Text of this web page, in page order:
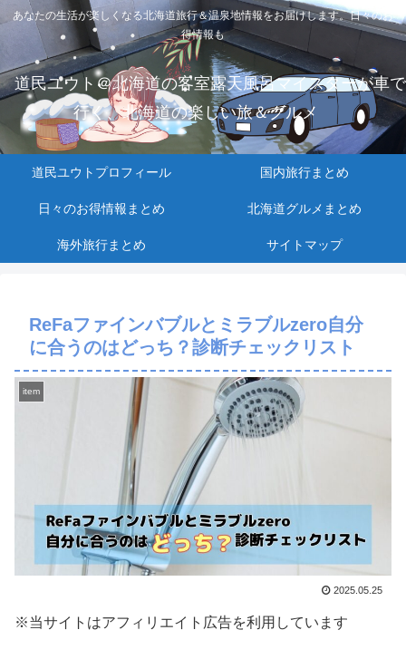
あなたの生活が楽しくなる北海道旅行＆温泉地情報をお届けします。日々のお
得情報も
道民ユウト＠北海道の客室露天風呂マイスターが車で
行く、北海道の楽しい旅＆グルメ
道民ユウトプロフィール 国内旅行まとめ
日々のお得情報まとめ 北海道グルメまとめ
海外旅行まとめ サイトマップ
ReFaファインバブルとミラブルzero自分
に合うのはどっち？診断チェックリスト
item
2025.05.25
※当サイトはアフィリエイト広告を利用しています